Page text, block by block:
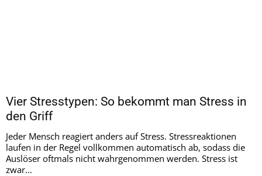
Vier Stresstypen: So bekommt man Stress in
den Griff
Jeder Mensch reagiert anders auf Stress. Stressreaktionen
laufen in der Regel vollkommen automatisch ab, sodass die
Auslöser oftmals nicht wahrgenommen werden. Stress ist
zwar...